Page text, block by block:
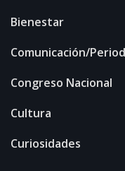
Bienestar
Comunicación/
Congreso Nacional
Cultura
Curiosidades